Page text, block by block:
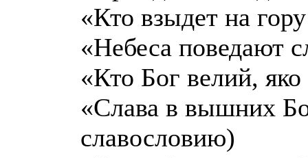
«Кто взыдет на
«Небеса поведают
«Кто Бог велий,
«Слава в вышних
славословию)